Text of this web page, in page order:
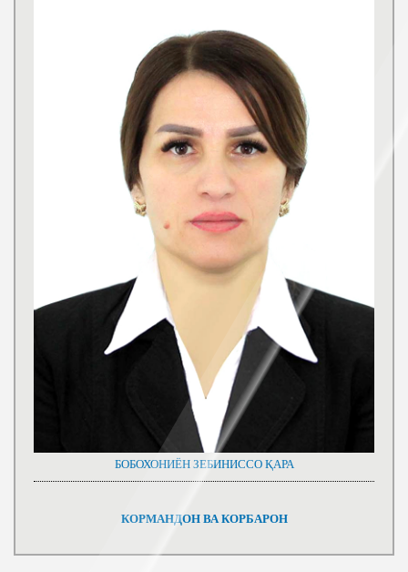
БОБОХОНИЁН ЗЕБИНИССО ҚАРА
КОРМАНДОН ВА КОРБАРОН